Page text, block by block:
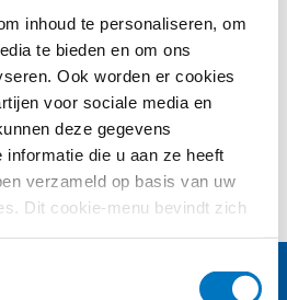
inhoud te personaliseren, om
te bieden en om ons
Ook worden er cookies
voor sociale media en
deze gegevens
die u aan ze heeft
verzameld op basis van uw
Dit cookie-menu bevindt zich
de helpdesk en verzorgen
van de content op de
zij presentaties en
Sahar Orwa